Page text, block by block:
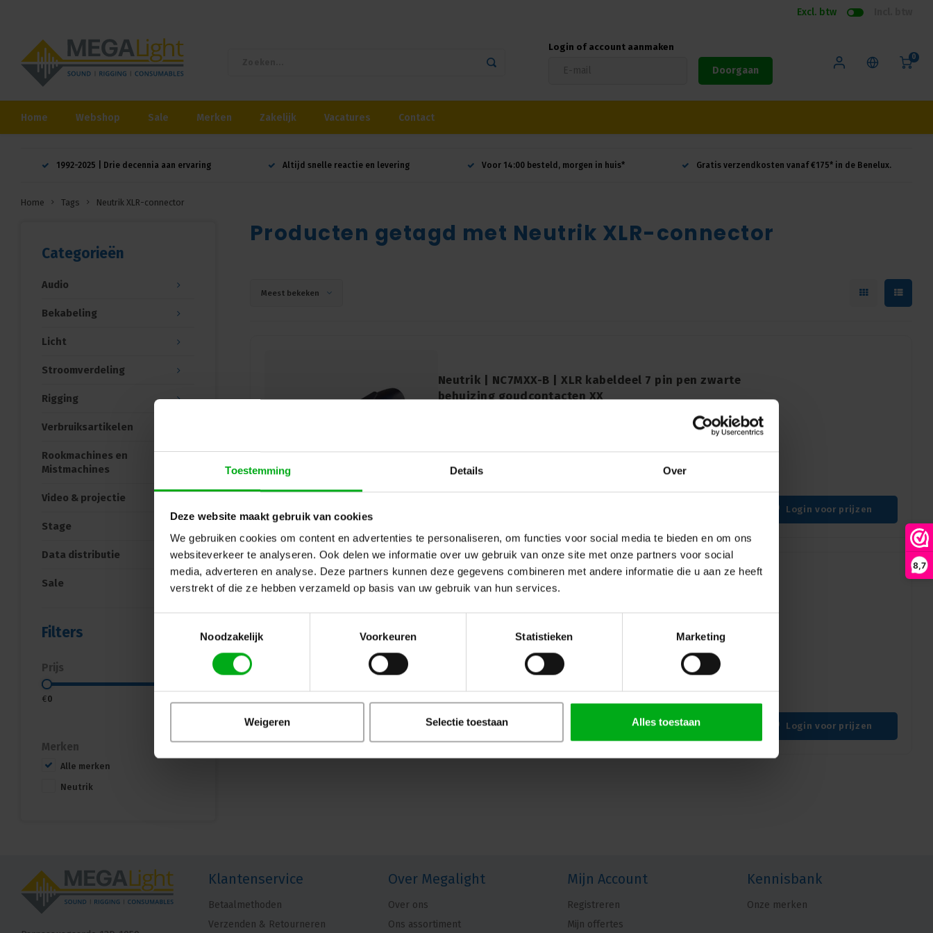
Toestemming Details Over
Deze website maakt gebruik van cookies
We gebruiken cookies om content en advertenties te personaliseren, om functies voor social media te bieden en om ons
websiteverkeer te analyseren. Ook delen we informatie over uw gebruik van onze site met onze partners voor social
media, adverteren en analyse. Deze partners kunnen deze gegevens combineren met andere informatie die u aan ze heeft
verstrekt of die ze hebben verzameld op basis van uw gebruik van hun services.
Noodzakelijk
Voorkeuren Statistieken Marketing
Weigeren Selectie toestaan Alles toestaan
8,7
Excl. btw
Login of account aanmaken
Doorgaan
0
Home Webshop Sale Merken Zakelijk Vacatures Contact
1992-2025 | Drie decennia aan ervaring Altijd snelle reactie en levering Voor 14:00 besteld, morgen in huis* Gratis verzendkosten vanaf €175* in de Benelux.
Home Tags Neutrik XLR-connector
Categorieën
Audio
Bekabeling
Licht
Stroomverdeling
Rigging
Verbruiksartikelen
Rookmachines en
Mistmachines
Video & projectie
Stage
Data distributie
Sale
Filters
Prijs
€0
Merken
Alle merken
Neutrik
Producten getagd met Neutrik XLR-connector
Meest bekeken
Neutrik | NC7MXX-B | XLR kabeldeel 7 pin pen zwarte
behuizing goudcontacten XX
NC7MXX-B, een 7-polige mannelijke XLR-connector met een zwarte
metalen behuizing en goudcontacten. Dit is de volgende generatie
kabelconnectoren.
Login voor prijzen
Neutrik | NC5MXX | XLR kabeldeel 5 pin pen nikkel
NC5MXX
Ervaar superieure signaaloverdracht met de Neutrik NC5MXX, een 5-
Login voor prijzen
Klantenservice
Betaalmethoden
Verzenden & Retourneren
Over Megalight
Over ons
Ons assortiment
Mijn Account
Registreren
Mijn offertes
Kennisbank
Onze merken